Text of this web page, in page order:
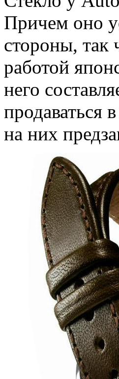
Причем оно
стороны, так
работой
него
продаваться
на них